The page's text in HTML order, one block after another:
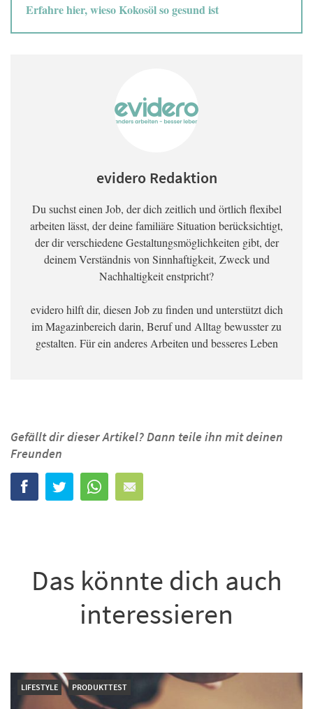
Erfahre hier, wieso Kokosöl so gesund ist
evidero Redaktion
Du suchst einen Job, der dich zeitlich und örtlich flexibel
arbeiten lässt, der deine familiäre Situation berücksichtigt,
der dir verschiedene Gestaltungsmöglichkeiten gibt, der
deinem Verständnis von Sinnhaftigkeit, Zweck und
Nachhaltigkeit enstpricht?
evidero hilft dir, diesen Job zu finden und unterstützt dich
im Magazinbereich darin, Beruf und Alltag bewusster zu
gestalten. Für ein anderes Arbeiten und besseres Leben
Gefällt dir dieser Artikel? Dann teile ihn mit deinen
Freunden
Das könnte dich auch
interessieren
LIFESTYLE PRODUKTTEST